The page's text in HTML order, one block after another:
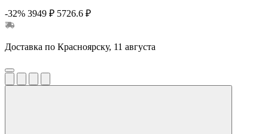
-32% 3949 ₽ 5726.6 ₽
Доставка по Красноярску, 11 августа